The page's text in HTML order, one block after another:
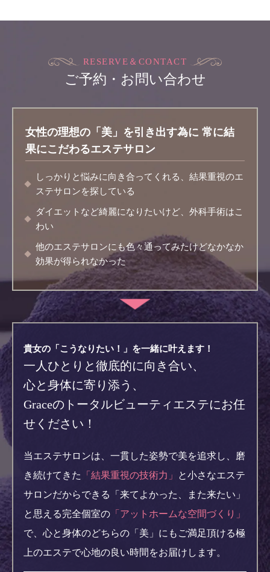
RESERVE＆CONTACT
ご予約・お問い合わせ
女性の理想の「美」を引き出す為に 常に結
果にこだわるエステサロン
しっかりと悩みに向き合ってくれる、結果重視のエ
ステサロンを探している
ダイエットなど綺麗になりたいけど、外科手術はこ
わい
他のエステサロンにも色々通ってみたけどなかなか
効果が得られなかった
貴女の「こうなりたい！」を一緒に叶えます！
一人ひとりと徹底的に向き合い、
心と身体に寄り添う、
Graceのトータルビューティエステにお任
せください！
当エステサロンは、一貫した姿勢で美を追求し、磨
き続けてきた
「結果重視の技術力」 と小さなエステ
サロンだからできる「来てよかった、また来たい」
と思える完全個室の 「アットホームな空間づくり」
で、 心と身体のどちらの「美」にもご満足頂ける極
上のエステで心地の良い時間をお届けします。